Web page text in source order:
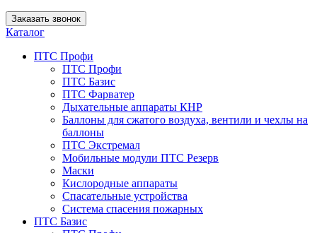
Заказать звонок
Каталог
ПТС Профи
ПТС Профи
ПТС Базис
ПТС Фарватер
Дыхательные аппараты КНР
Баллоны для сжатого воздуха, вентили и чехлы на
баллоны
ПТС Экстремал
Мобильные модули ПТС Резерв
Маски
Кислородные аппараты
Спасательные устройства
Система спасения пожарных
ПТС Базис